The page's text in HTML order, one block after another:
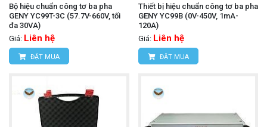
Bộ hiệu chuẩn công tơ ba pha
GENY YC99T-3C (57.7V-660V, tối
đa 30VA)
Giá: Liên hệ
ĐẶT MUA
Thiết bị hiệu chuẩn công tơ ba pha
GENY YC99B (0V-450V, 1mA-
120A)
Giá: Liên hệ
ĐẶT MUA